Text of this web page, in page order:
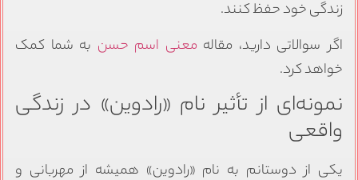
زندگی خود حفظ کنند.
اگر سوالاتی دارید، مقاله معنی اسم حسنبه شما کمک
خواهد کرد.
نمونه‌ای از تأثیر نام «رادوین» در زندگی
واقعی
یکی از دوستانم به نام «رادوین» همیشه از مهربانی و